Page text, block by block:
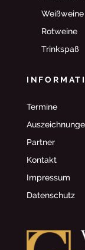
Weißweine
Rotweine
Trinkspaß
Termine
Partner
Kontakt
Impressum
Datenschutz